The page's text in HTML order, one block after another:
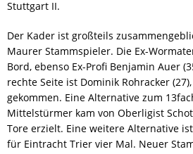
Stuttgart II.
Der Kader ist großteils
Maurer Stammspieler. Die Ex-
Bord, ebenso Ex-Profi Benjamin Auer
rechte Seite ist Dominik Rohracker
gekommen. Eine Alternative zum
Mittelstürmer kam von Oberligist
Tore erzielt. Eine weitere Alternative
für Eintracht Trier vier Mal. Neuer